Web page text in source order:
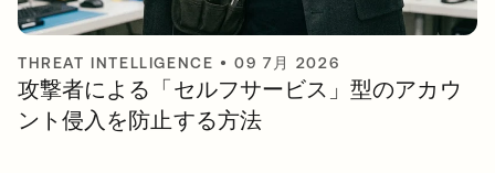
THREAT INTELLIGENCE •09 7月 2026
攻撃者による「セルフサービス」型のアカウ
ント侵入を防止する方法